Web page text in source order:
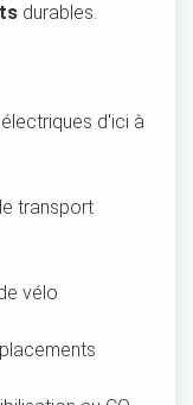
durables.
d'ici à
transport
vélo